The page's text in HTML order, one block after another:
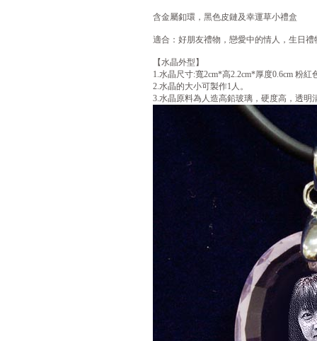
含金屬釦環，黑色皮鏈及幸運草小禮盒
適合：好朋友禮物，戀愛中的情人，生日
【水晶外型】
1.水晶尺寸:寬2cm*高2.2cm*厚度0.6cm 粉
2.水晶的大小可製作1人。
3.水晶原料為人造高鉛玻璃，硬度高，透明